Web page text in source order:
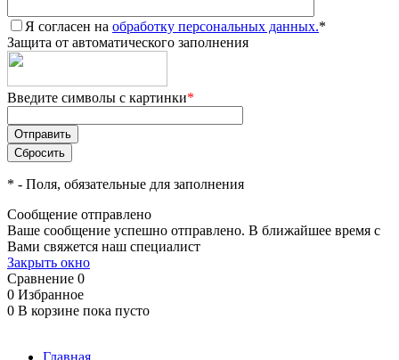
Я согласен на обработку персональных данных.*
Защита от автоматического заполнения
Введите символы с картинки*
* - Поля, обязательные для заполнения
Сообщение отправлено
Ваше сообщение успешно отправлено. В ближайшее время с
Вами свяжется наш специалист
Закрыть окно
Сравнение 0
0 Избранное
0 В корзине пока пусто
Главная